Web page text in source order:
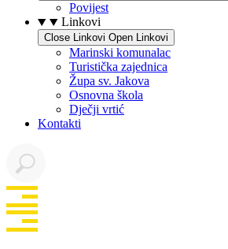
Povijest
Linkovi
Close Linkovi Open Linkovi
Marinski komunalac
Turistička zajednica
Župa sv. Jakova
Osnovna škola
Dječji vrtić
Kontakti